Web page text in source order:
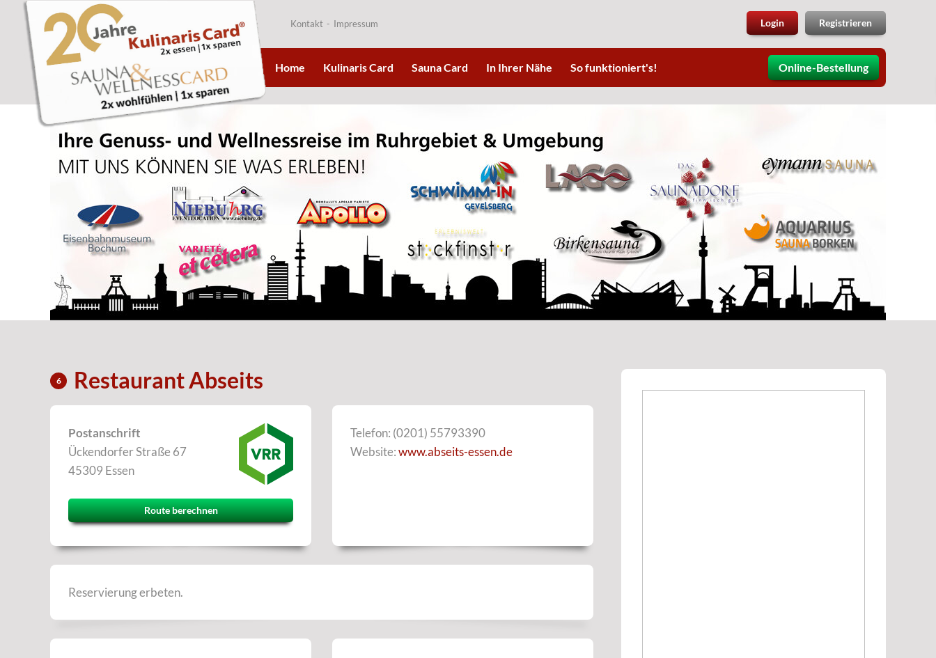
Login Registrieren
Kontakt Impressum
Online-Bestellung
Home Kulinaris Card Sauna Card In Ihrer Nähe So funktioniert's!
6 Restaurant Abseits
Postanschrift
Ückendorfer Straße 67
45309 Essen
Route berechnen
Telefon: (0201) 55793390
Website:www.abseits-essen.de
Reservierung erbeten.